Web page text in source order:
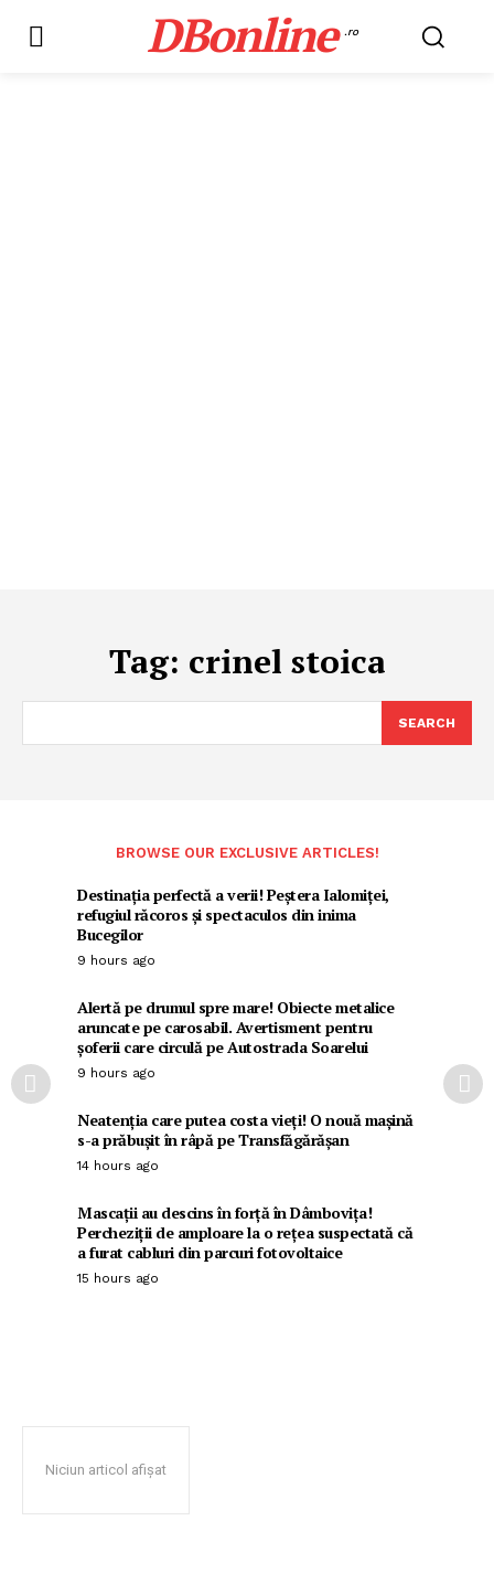
DBonline .ro
Tag: crinel stoica
SEARCH
BROWSE OUR EXCLUSIVE ARTICLES!
Destinația perfectă a verii! Peștera Ialomiței,
refugiul răcoros și spectaculos din inima
Bucegilor
9 hours ago
Alertă pe drumul spre mare! Obiecte metalice
aruncate pe carosabil. Avertisment pentru
șoferii care circulă pe Autostrada Soarelui
9 hours ago
Neatenția care putea costa vieți! O nouă mașină
s-a prăbușit în râpă pe Transfăgărășan
14 hours ago
Mascații au descins în forță în Dâmbovița!
Percheziții de amploare la o rețea suspectată că
a furat cabluri din parcuri fotovoltaice
15 hours ago
Niciun articol afișat